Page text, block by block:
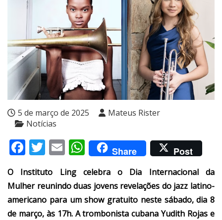
5 de março de 2025
Mateus Rister
Notícias
Facebook
Twitter
EmailWhatsApp
Share Post
O Instituto Ling celebra o Dia Internacional da
Mulher reunindo duas jovens revelações do jazz latino-
americano para um show gratuito neste sábado, dia 8
de março, às 17h. A trombonista cubana Yudith Rojas e